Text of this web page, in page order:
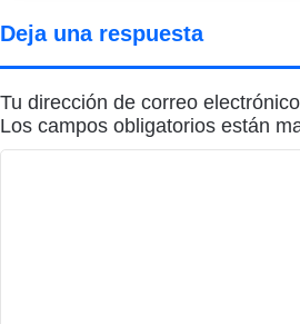
Deja una respuesta
Tu dirección de correo
Los campos obligatorios están